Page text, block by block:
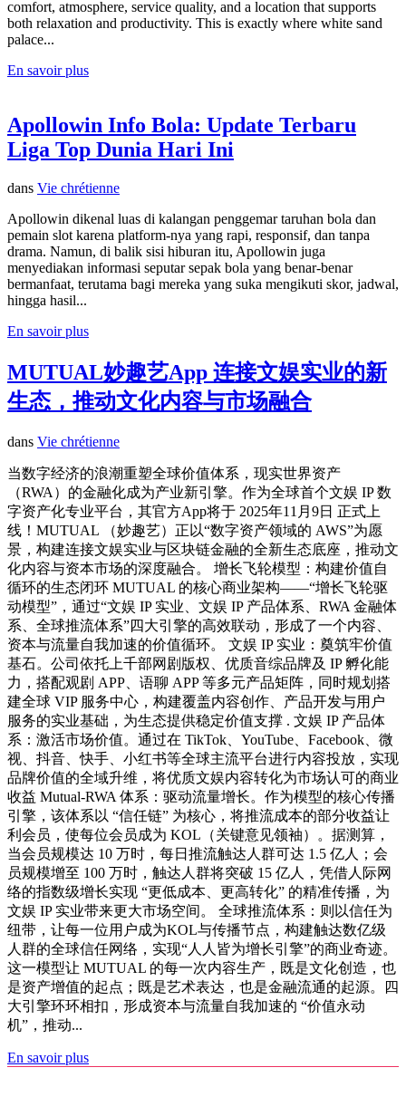
comfort, atmosphere, service quality, and a location that supports
both relaxation and productivity. This is exactly where white sand
palace...
En savoir plus
Apollowin Info Bola: Update Terbaru
Liga Top Dunia Hari Ini
dans Vie chrétienne
Apollowin dikenal luas di kalangan penggemar taruhan bola dan
pemain slot karena platform-nya yang rapi, responsif, dan tanpa
drama. Namun, di balik sisi hiburan itu, Apollowin juga
menyediakan informasi seputar sepak bola yang benar-benar
bermanfaat, terutama bagi mereka yang suka mengikuti skor, jadwal,
hingga hasil...
En savoir plus
MUTUAL妙趣艺App 连接文娱实业的新
生态，推动文化内容与市场融合
dans Vie chrétienne
当数字经济的浪潮重塑全球价值体系，现实世界资产
（RWA）的金融化成为产业新引擎。作为全球首个文娱 IP 数
字资产化专业平台，其官方App将于 2025年11月9日 正式上
线！MUTUAL （妙趣艺）正以“数字资产领域的 AWS”为愿
景，构建连接文娱实业与区块链金融的全新生态底座，推动文
化内容与资本市场的深度融合。 增长飞轮模型：构建价值自
循环的生态闭环 MUTUAL 的核心商业架构——“增长飞轮驱
动模型”，通过“文娱 IP 实业、文娱 IP 产品体系、RWA 金融体
系、全球推流体系”四大引擎的高效联动，形成了一个内容、
资本与流量自我加速的价值循环。 文娱 IP 实业：奠筑牢价值
基石。公司依托上千部网剧版权、优质音综品牌及 IP 孵化能
力，搭配观剧 APP、语聊 APP 等多元产品矩阵，同时规划搭
建全球 VIP 服务中心，构建覆盖内容创作、产品开发与用户
服务的实业基础，为生态提供稳定价值支撑 . 文娱 IP 产品体
系：激活市场价值。通过在 TikTok、YouTube、Facebook、微
视、抖音、快手、小红书等全球主流平台进行内容投放，实现
品牌价值的全域升维，将优质文娱内容转化为市场认可的商业
收益 Mutual-RWA 体系：驱动流量增长。作为模型的核心传播
引擎，该体系以 “信任链” 为核心，将推流成本的部分收益让
利会员，使每位会员成为 KOL（关键意见领袖）。据测算，
当会员规模达 10 万时，每日推流触达人群可达 1.5 亿人；会
员规模增至 100 万时，触达人群将突破 15 亿人，凭借人际网
络的指数级增长实现 “更低成本、更高转化” 的精准传播，为
文娱 IP 实业带来更大市场空间。 全球推流体系：则以信任为
纽带，让每一位用户成为KOL与传播节点，构建触达数亿级
人群的全球信任网络，实现“人人皆为增长引擎”的商业奇迹。
这一模型让 MUTUAL 的每一次内容生产，既是文化创造，也
是资产增值的起点；既是艺术表达，也是金融流通的起源。四
大引擎环环相扣，形成资本与流量自我加速的 “价值永动
机”，推动...
En savoir plus